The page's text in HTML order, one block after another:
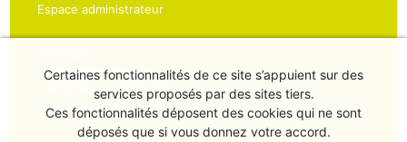
Espace administrateur
Inscriptions sportifs
Inscriptions organisateurs
Chronométrage
Certaines fonctionnalités de ce site s’appuient sur des
services proposés par des sites tiers.
Ces fonctionnalités déposent des cookies qui ne sont
déposés que si vous donnez votre accord.